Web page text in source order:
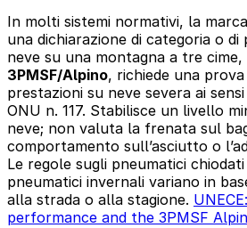
In molti sistemi normativi, la
una dichiarazione di categoria o
neve su una montagna a tre cime,
3PMSF/Alpino, richiede una
prestazioni su neve severa ai
ONU n. 117. Stabilisce un livello
neve; non valuta la frenata sul
comportamento sull’asciutto o
Le regole sugli pneumatici
pneumatici invernali variano in
alla strada o alla stagione.
performance and the 3PMSF